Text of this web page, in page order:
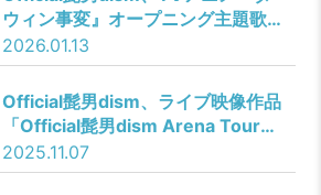
定！
ウィン事変』オープニング主題歌の
新曲「Make Me Wonder」MVを公
開！
2026.01.13
Official髭男dism、ライブ映像作品
「Official髭男dism Arena Tour
2024 – Rejoice – 」ジャケ写を解
禁！店舗別特典の絵柄も公開！
2025.11.07